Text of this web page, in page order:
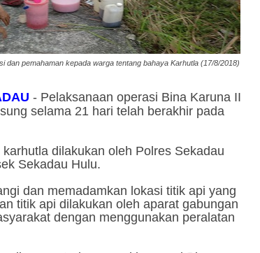
dan pemahaman kepada warga tentang bahaya Karhutla (17/8/2018)
- Pelaksanaan operasi Bina Karuna II
selama 21 hari telah berakhir pada
dilakukan oleh Polres Sekadau
Sekadau Hulu.
dan memadamkan lokasi titik api yang
titik api dilakukan oleh aparat gabungan
dengan menggunakan peralatan